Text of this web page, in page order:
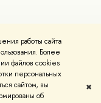
работы сайта
Более
файлов cookies
персональных
сайтом, вы
об
✖